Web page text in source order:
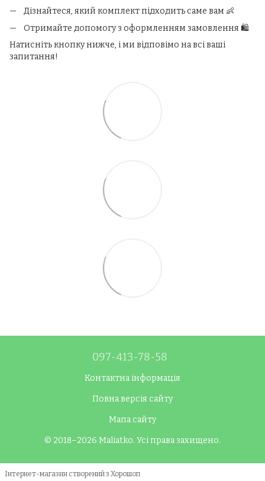
Дізнайтеся, який комплект підходить саме вам 👶
Отримайте допомогу з оформленням замовлення 🛍️
Натисніть кнопку нижче, і ми відповімо на всі ваші
запитання!
097-413-78-58
Контактна інформація
Повна версія сайту
Мапа сайту
© 2018–2026 Maliatko. Усі права захищено.
Інтернет-магазин створений з Хорошоп